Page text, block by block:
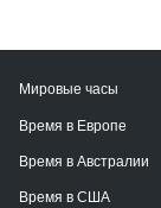
Мировые часы
Время в Европе
Время в Австралии
Время в США